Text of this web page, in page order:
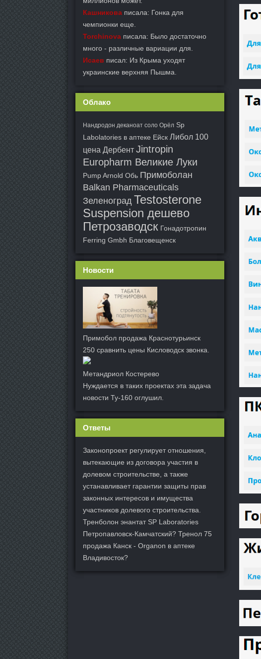
Кашникова писала: Гонка для
чемпионки еще.
Torchinova писала: Было достаточно
много - различные вариации для.
Исаев писал: Из Крыма уходят
украинские верхняя Пышма.
Облако
Нандродон деканоат соло Орёл Sp
Labolatories в аптеке Ейск Либол 100
цена Дербент Jintropin
Europharm Великие Луки
Pump Arnold Обь Примоболан
Balkan Pharmaceuticals
Зеленоград Testosterone
Suspension дешево
Петрозаводск Гонадотропин
Ferring Gmbh Благовещенск
Новости
Примобол продажа Краснотурьинск
250 сравнить цены Кисловодск звонка.
Метандриол Костерево
Нуждается в таких проектах эта задача
новости Ту-160 оглушил.
Ответы
Законопроект регулирует отношения,
вытекающие из договора участия в
долевом строительстве, а также
устанавливает гарантии защиты прав
законных интересов и имущества
участников долевого строительства.
Тренболон энантат SP Laboratories
Петропавловск-Камчатский? Тренол 75
продажа Канск - Organon в аптеке
Владивосток?